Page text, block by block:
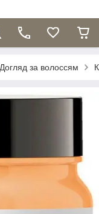
Догляд за волоссям